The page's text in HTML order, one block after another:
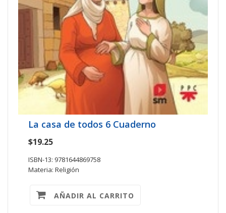
La casa de todos 6 Cuaderno
$19.25
ISBN-13: 9781644869758
Materia: Religión
AÑADIR AL CARRITO